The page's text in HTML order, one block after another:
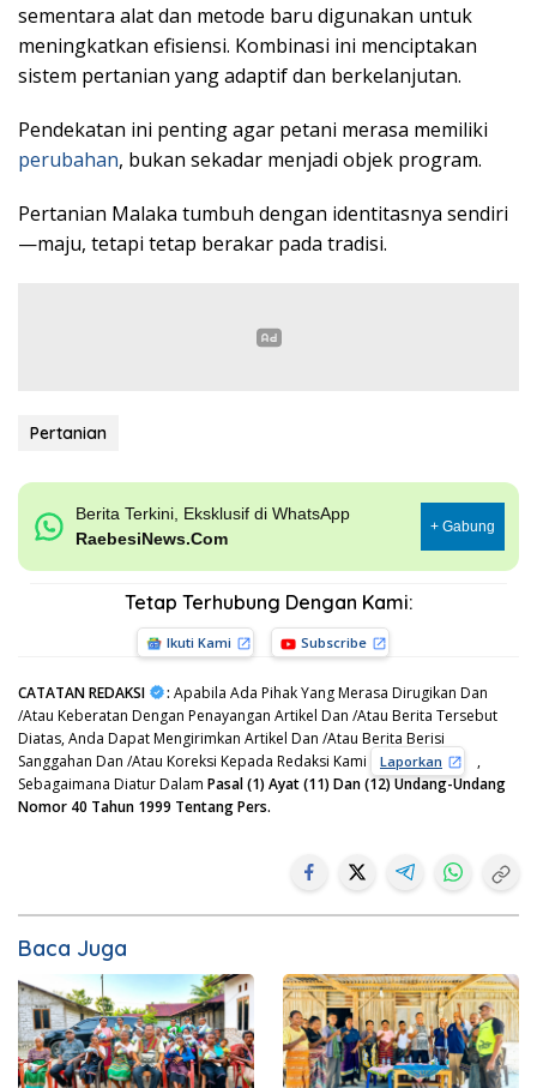
sementara alat dan metode baru digunakan untuk
meningkatkan efisiensi. Kombinasi ini menciptakan
sistem pertanian yang adaptif dan berkelanjutan.
Pendekatan ini penting agar petani merasa memiliki
perubahan, bukan sekadar menjadi objek program.
Pertanian Malaka tumbuh dengan identitasnya sendiri
—maju, tetapi tetap berakar pada tradisi.
Pertanian
Berita Terkini, Eksklusif di WhatsApp
RaebesiNews.Com
+ Gabung
Tetap Terhubung Dengan Kami:
Ikuti Kami Subscribe
CATATAN REDAKSI : Apabila Ada Pihak Yang Merasa Dirugikan Dan
/Atau Keberatan Dengan Penayangan Artikel Dan /Atau Berita Tersebut
Diatas, Anda Dapat Mengirimkan Artikel Dan /Atau Berita Berisi
Sanggahan Dan /Atau Koreksi Kepada Redaksi Kami
Laporkan
,
Sebagaimana Diatur Dalam Pasal (1) Ayat (11) Dan (12) Undang-Undang
Nomor 40 Tahun 1999 Tentang Pers.
Baca Juga